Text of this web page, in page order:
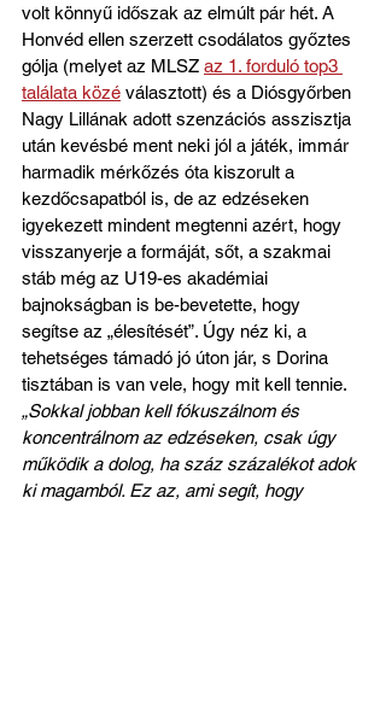
volt könnyű időszak az elmúlt pár hét. A
Honvéd ellen szerzett csodálatos győztes
gólja (melyet az MLSZ az 1. forduló top3
találata közé választott) és a Diósgyőrben
Nagy Lillának adott szenzációs asszisztja
után kevésbé ment neki jól a játék, immár
harmadik mérkőzés óta kiszorult a
kezdőcsapatból is, de az edzéseken
igyekezett mindent megtenni azért, hogy
visszanyerje a formáját, sőt, a szakmai
stáb még az U19-es akadémiai
bajnokságban is be-bevetette, hogy
segítse az „élesítését”. Úgy néz ki, a
tehetséges támadó jó úton jár, s Dorina
tisztában is van vele, hogy mit kell tennie.
„Sokkal jobban kell fókuszálnom és
koncentrálnom az edzéseken, csak úgy
működik a dolog, ha száz százalékot adok
ki magamból. Ez az, ami segít, hogy